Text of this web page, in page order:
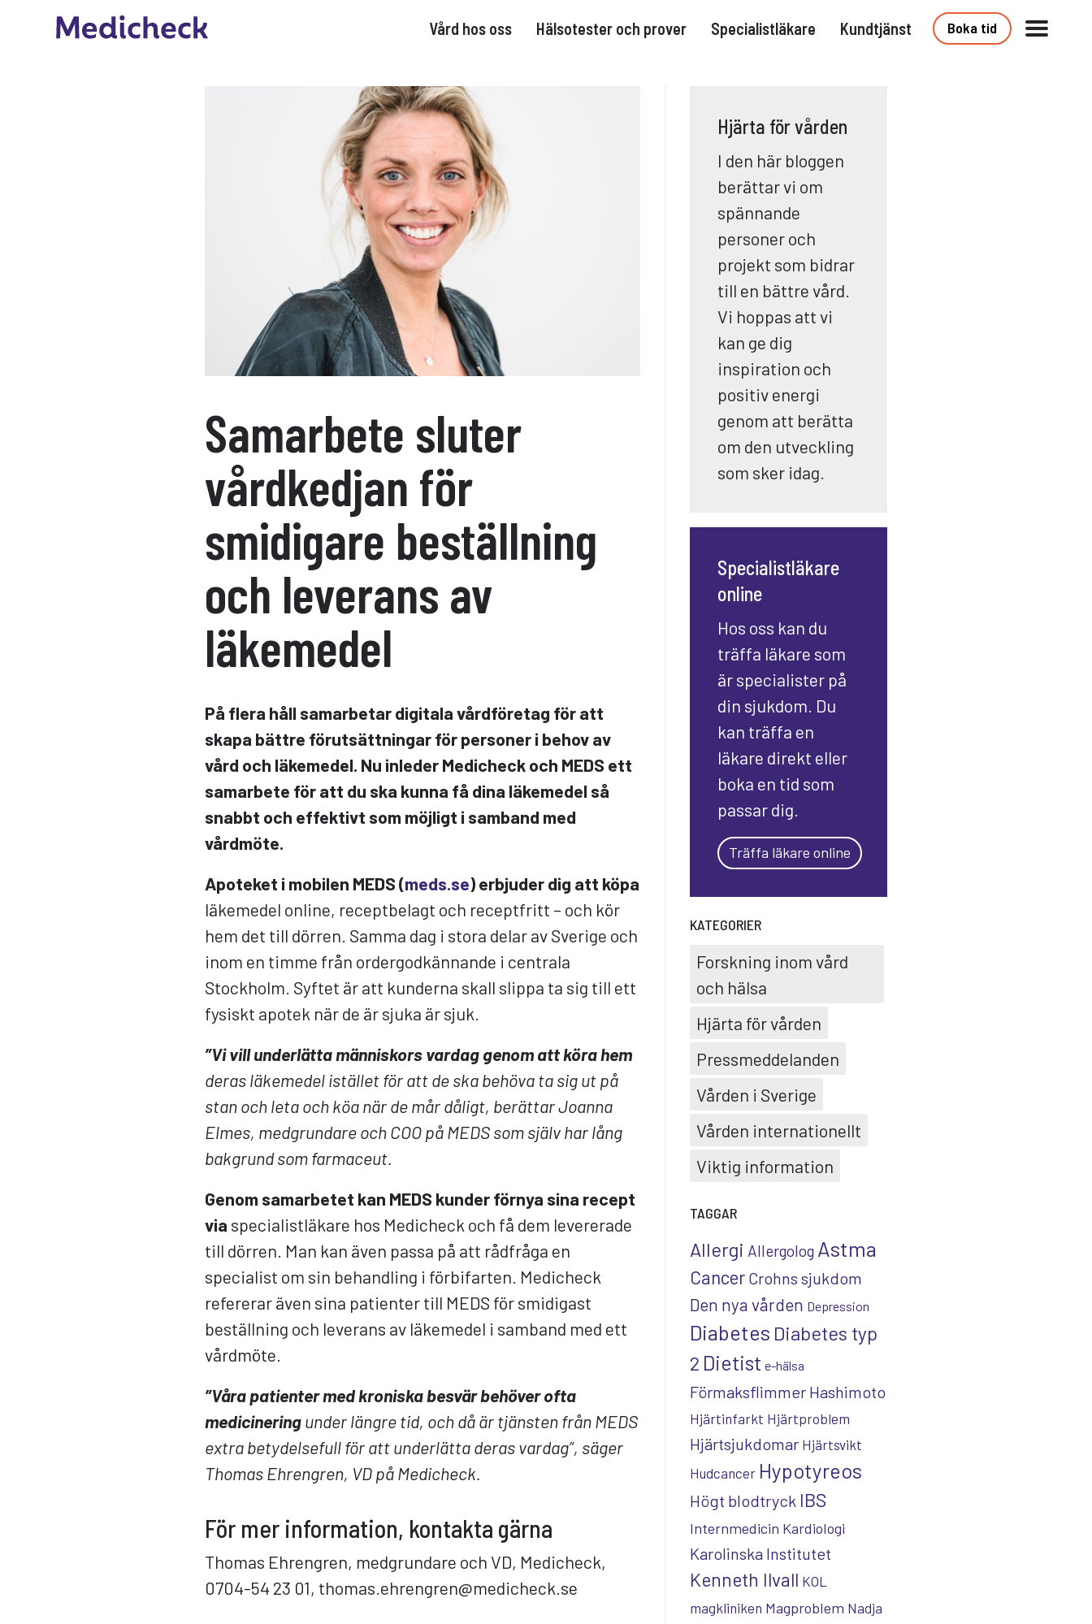
Vård hos oss Hälsotester och prover Specialistläkare Kundtjänst Boka tid
Samarbete sluter
vårdkedjan för
smidigare beställning
och leverans av
läkemedel
På flera håll samarbetar digitala vårdföretag för att
skapa bättre förutsättningar för personer i behov av
vård och läkemedel. Nu inleder Medicheck och MEDS ett
samarbete för att du ska kunna få dina läkemedel så
snabbt och effektivt som möjligt i samband med
vårdmöte.
Apoteket i mobilen MEDS (meds.se) erbjuder dig att köpa
läkemedel online, receptbelagt och receptfritt – och kör
hem det till dörren. Samma dag i stora delar av Sverige och
inom en timme från ordergodkännande i centrala
Stockholm. Syftet är att kunderna skall slippa ta sig till ett
fysiskt apotek när de är sjuka är sjuk.
”Vi vill underlätta människors vardag genom att köra hem
deras läkemedel istället för att de ska behöva ta sig ut på
stan och leta och köa när de mår dåligt, berättar Joanna
Elmes, medgrundare och COO på MEDS som själv har lång
bakgrund som farmaceut.
Genom samarbetet kan MEDS kunder förnya sina recept
via specialistläkare hos Medicheck och få dem levererade
till dörren. Man kan även passa på att rådfråga en
specialist om sin behandling i förbifarten. Medicheck
refererar även sina patienter till MEDS för smidigast
beställning och leverans av läkemedel i samband med ett
vårdmöte.
”Våra patienter med kroniska besvär behöver ofta
medicineringunder längre tid, och då är tjänsten från MEDS
extra betydelsefull för att underlätta deras vardag”, säger
Thomas Ehrengren, VD på Medicheck.
För mer information, kontakta gärna
Thomas Ehrengren, medgrundare och VD, Medicheck,
0704-54 23 01, thomas.ehrengren@medicheck.se
Hjärta för vården
I den här bloggen
berättar vi om
spännande
personer och
projekt som bidrar
till en bättre vård.
Vi hoppas att vi
kan ge dig
inspiration och
positiv energi
genom att berätta
om den utveckling
som sker idag.
Specialistläkare
online
Hos oss kan du
träffa läkare som
är specialister på
din sjukdom. Du
kan träffa en
läkare direkt eller
boka en tid som
passar dig.
Träffa läkare online
KATEGORIER
Forskning inom vård
och hälsa
Hjärta för vården
Pressmeddelanden
Vården i Sverige
Vården internationellt
Viktig information
TAGGAR
Allergi Allergolog Astma
Cancer Crohns sjukdom
Den nya vården Depression
Diabetes Diabetes typ
2 Dietist e-hälsa
Förmaksflimmer Hashimoto
Hjärtinfarkt Hjärtproblem
Hjärtsjukdomar Hjärtsvikt
Hudcancer Hypotyreos
Högt blodtryck IBS
Internmedicin Kardiologi
Karolinska Institutet
Kenneth Ilvall KOL
magkliniken Magproblem Nadja